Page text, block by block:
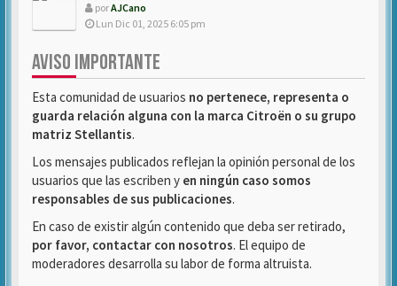
porAJCano
Lun Dic 01, 2025 6:05 pm
AVISO IMPORTANTE
Esta comunidad de usuarios no pertenece, representa o
guarda relación alguna con la marca Citroën o su grupo
matriz Stellantis.
Los mensajes publicados reflejan la opinión personal de los
usuarios que las escriben y en ningún caso somos
responsables de sus publicaciones.
En caso de existir algún contenido que deba ser retirado,
por favor, contactar con nosotros. El equipo de
moderadores desarrolla su labor de forma altruista.